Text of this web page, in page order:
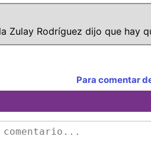
Zulay Rodríguez dijo que hay
Para comentar